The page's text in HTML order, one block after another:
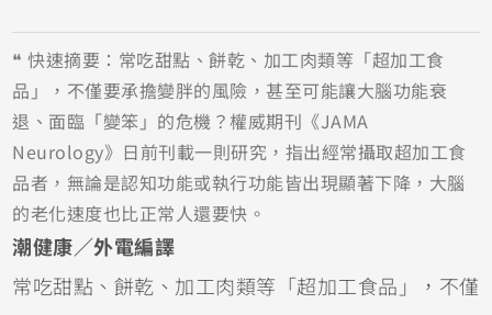
❝ 快速摘要：常吃甜點、餅乾、加工肉類等「超加工食
品」，不僅要承擔變胖的風險，甚至可能讓大腦功能衰
退、面臨「變笨」的危機？權威期刊《JAMA
Neurology》日前刊載一則研究，指出經常攝取超加工食
品者，無論是認知功能或執行功能皆出現顯著下降，大腦
的老化速度也比正常人還要快。
潮健康／外電編譯
常吃甜點、餅乾、加工肉類等「超加工食品」，不僅